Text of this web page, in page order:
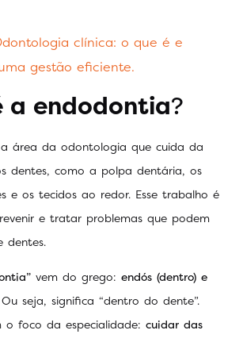
clínica: o que é e
gestão eficiente.
a endodontia?
área da odontologia que cuida da
dentes, como a polpa dentária, os
e os tecidos ao redor. Esse trabalho é
e tratar problemas que podem
dentes.
vem do grego: endós (dentro) e
seja, significa “dentro do dente”.
o foco da especialidade: cuidar das